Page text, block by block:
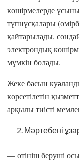
көшірмелерде
түпнұсқалары
қайтарылады,
электрондық
мүмкін болады.
Жеке басын
көрсетілетін
арқылы тиісті
Мәртебені
— өтініш беруші